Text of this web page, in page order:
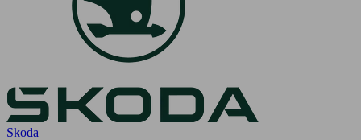
Skoda